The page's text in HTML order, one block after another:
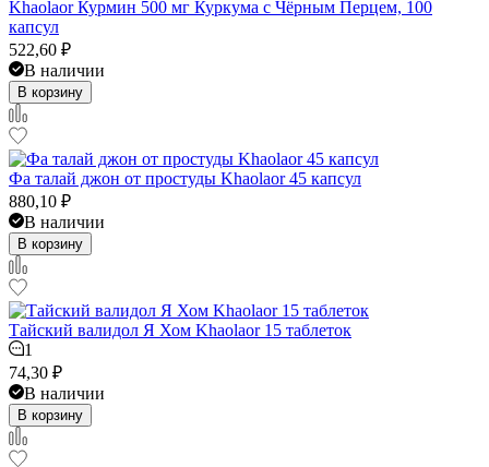
Khaolaor Курмин 500 мг Куркума с Чёрным Перцем, 100
капсул
522,60 ₽
В наличии
В корзину
Фа талай джон от простуды Khaolaor 45 капсул
880,10 ₽
В наличии
В корзину
Тайский валидол Я Хом Khaolaor 15 таблеток
1
74,30 ₽
В наличии
В корзину